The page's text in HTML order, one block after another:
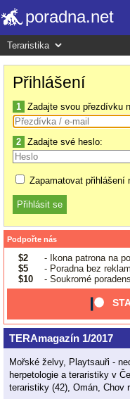
poradna.net
Přihlášení
1 Zadajte svou přezdívku
2 Zadajte své heslo:
Zapamatovat přihlášení
Podpořte nás
$2
- Ikona patrona na
$5
- Poradna bez reklam
$10
- Soukromé
TERAmagazín 1/2017
Mořské želvy, Playtsauři -
herpetologie a teraristiky v
teraristiky (42), Omán, Chov